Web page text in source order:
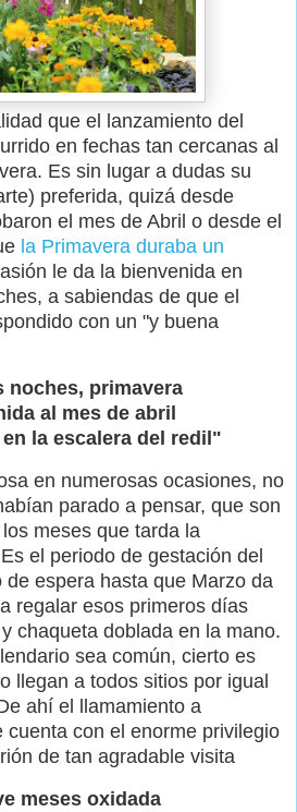
que el lanzamiento del
en fechas tan cercanas al
Es sin lugar a dudas su
preferida, quizá desde
el mes de Abril o desde el
la Primavera duraba un
le da la bienvenida en
a sabiendas de que el
con un "y buena
noches, primavera
al mes de abril
en la escalera del redil"
en numerosas ocasiones, no
parado a pensar, que son
meses que tarda la
el periodo de gestación del
espera hasta que Marzo da
regalar esos primeros días
chaqueta doblada en la mano.
sea común, cierto es
llegan a todos sitios por igual
ahí el llamamiento a
cuenta con el enorme privilegio
de tan agradable visita
meses oxidada